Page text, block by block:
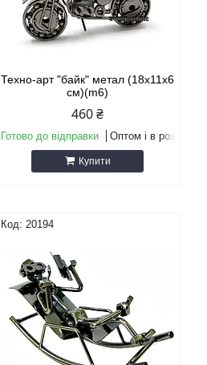
Техно-арт "байк" метал (18х11х6
см)(m6)
460 ₴
Готово до відправки Оптом і в роздріб
Купити
20194